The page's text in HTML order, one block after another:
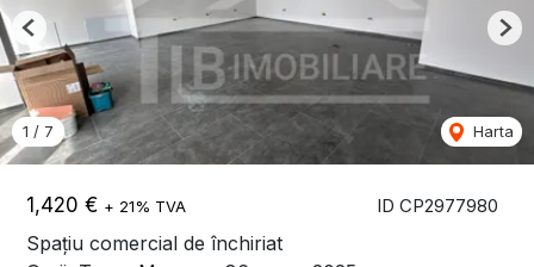
ID CP2977980
1,420 € + 21% TVA
Spațiu comercial de închiriat
1 / 7 Harta
Previous